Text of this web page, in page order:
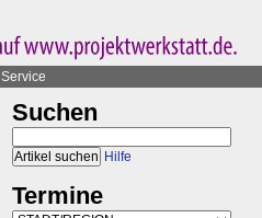
Service
Suchen
Hilfe
Termine